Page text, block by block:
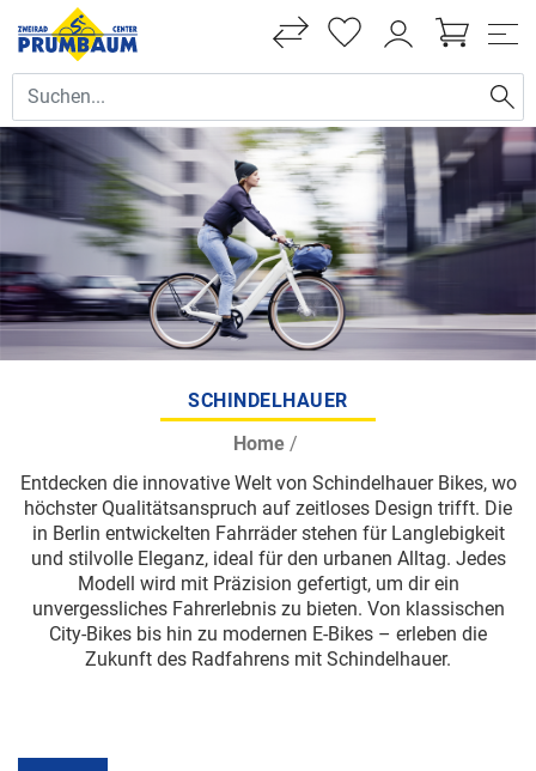
SCHINDELHAUER
Home /
Entdecken die innovative Welt von Schindelhauer Bikes, wo
höchster Qualitätsanspruch auf zeitloses Design trifft. Die
in Berlin entwickelten Fahrräder stehen für Langlebigkeit
und stilvolle Eleganz, ideal für den urbanen Alltag. Jedes
Modell wird mit Präzision gefertigt, um dir ein
unvergessliches Fahrerlebnis zu bieten. Von klassischen
City-Bikes bis hin zu modernen E-Bikes – erleben die
Zukunft des Radfahrens mit Schindelhauer.